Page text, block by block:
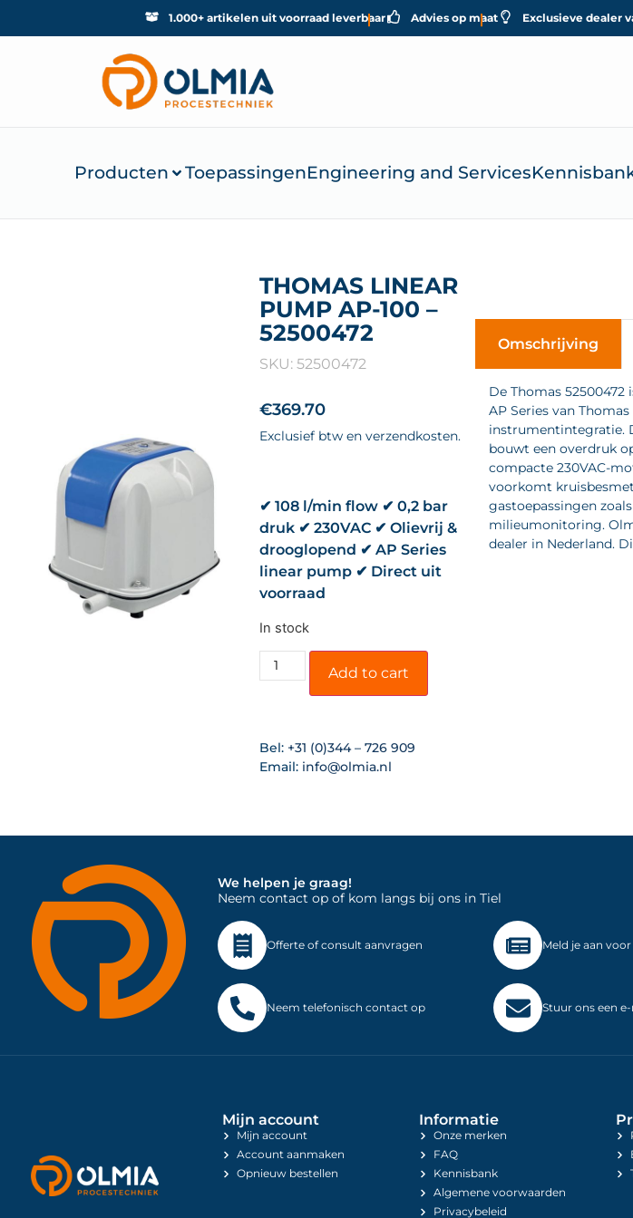
1.000+ artikelen uit voorraad leverbaar Advies op maat Exclusieve dealer
Producten ToepassingenEngineering and Services
THOMAS LINEAR
PUMP AP-100 –
52500472
SKU: 52500472
€369.70
Exclusief btw en verzendkosten.
✔ 108 l/min flow ✔ 0,2 bar
druk ✔ 230VAC ✔ Olievrij &
drooglopend ✔ AP Series
linear pump ✔ Direct uit
voorraad
In stock
Add to cart
Bel: +31 (0)344 – 726 909
Email: info@olmia.nl
Omschrijving
De Thomas
AP Series van
instrumentintegratie.
bouwt een overdruk
compacte 230VAC-
voorkomt
gastoepassingen
milieumonitoring.
dealer in Nederland.
We helpen je graag!
Neem contact op of kom langs bij ons in Tiel
Offerte of consult aanvragen
Neem telefonisch contact op
Meld je aan
Stuur ons een
Mijn account
Mijn account
Account aanmaken
Opnieuw bestellen
Informatie
Onze merken
FAQ
Kennisbank
Algemene voorwaarden
Privacybeleid